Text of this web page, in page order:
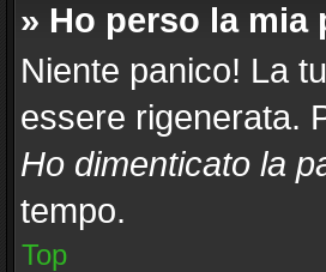
» Ho perso la mia
Niente panico! La
essere rigenerata.
Ho dimenticato la
tempo.
Top